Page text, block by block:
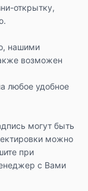
открытку,
нашими
возможен
любое удобное
могут быть
можно
при
с Вами